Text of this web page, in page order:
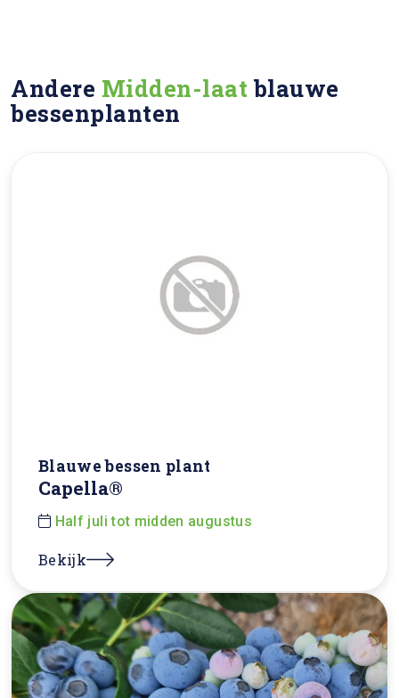
Andere Midden-laat blauwe
bessenplanten
Blauwe bessen plant
Capella®
Half juli tot midden augustus
Bekijk